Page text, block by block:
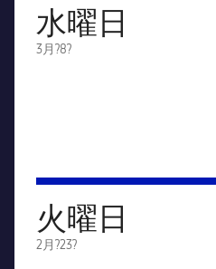
水曜日
3月?8?
火曜日
2月?23?